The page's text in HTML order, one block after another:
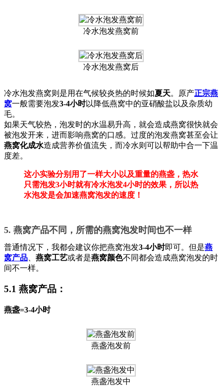
冷水泡发燕窝前
冷水泡发燕窝后
冷水泡发燕窝则是用在气候较炎热的时候如夏天。原产正宗燕
窝一般需要泡发3-4小时以降低燕窝中的亚硝酸盐以及杂质幼
毛。
如果天气较热，泡发时的水温易升高，就会造成燕窝很快就会
被泡发开来，进而影响燕窝的口感。过度的泡发燕窝甚至会让
燕窝化成水造成营养价值流失，而冷水则可以帮助中合一下温
度差。
这小实验分别用了一样大小以及重量的燕盏，热水
只需泡发3小时就有冷水泡发4小时的效果，所以热
水泡发是会加速燕窝泡发的速度！
5. 燕窝产品不同，所需的燕窝泡发时间也不一样
普通情况下，我都会建议你把燕窝泡发3-4小时即可。但是燕
窝产品
燕窝工艺或者是燕窝颜色不同都会造成燕窝泡发的时
间不一样。
5.1 燕窝产品：
燕盏=3-4小时
燕盏泡发前
燕盏泡发中